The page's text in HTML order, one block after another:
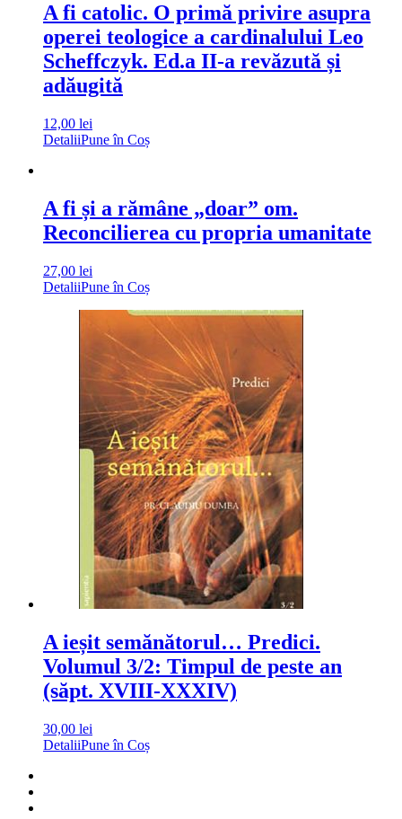
A fi catolic. O primă privire asupra
operei teologice a cardinalului Leo
Scheffczyk. Ed.a II-a revăzută și
adăugită
12,00 lei
DetaliiPune în Coș
A fi și a rămâne „doar” om.
Reconcilierea cu propria umanitate
27,00 lei
DetaliiPune în Coș
A ieșit semănătorul… Predici.
Volumul 3/2: Timpul de peste an
(săpt. XVIII-XXXIV)
30,00 lei
DetaliiPune în Coș